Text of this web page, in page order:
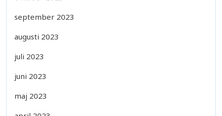
september 2023
augusti 2023
juli 2023
juni 2023
maj 2023